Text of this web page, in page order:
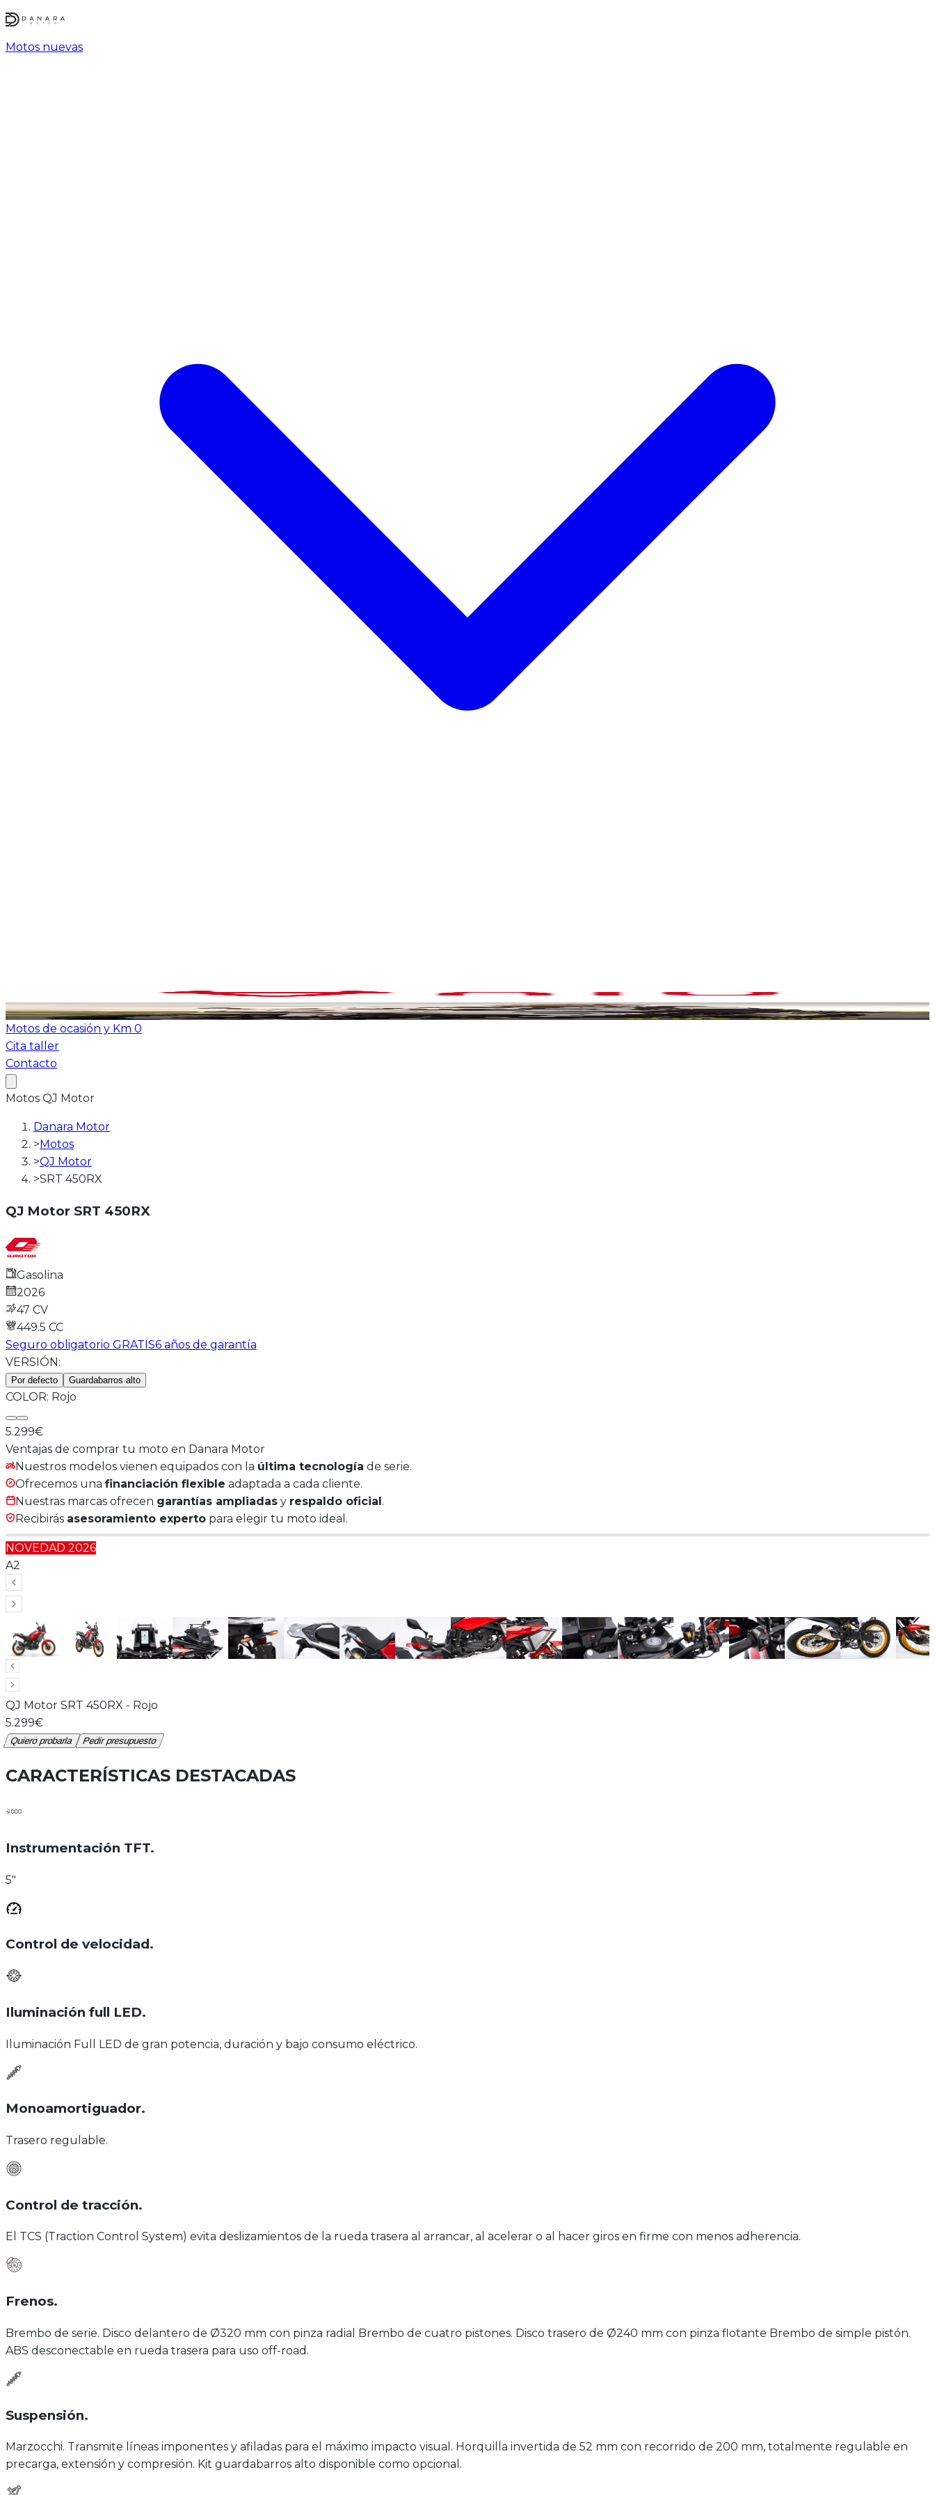
Motos nuevas
ATV-Quad
Motos de ocasión y Km 0
Cita taller
Contacto
Motos QJ Motor
Danara Motor
>Motos
>QJ Motor
>SRT 450RX
QJ Motor SRT 450RX
Gasolina
2026
47 CV
449.5 CC
Seguro obligatorio GRATIS6 años de garantía
VERSIÓN:
Por defecto Guardabarros alto
COLOR: Rojo
5.299€
Ventajas de comprar tu moto en Danara Motor
Nuestros modelos vienen equipados con la última tecnología de serie.
Ofrecemos una financiación flexible adaptada a cada cliente.
Nuestras marcas ofrecen garantías ampliadas y respaldo oficial .
Recibirás asesoramiento experto para elegir tu moto ideal.
NOVEDAD 2026
A2
QJ Motor SRT 450RX - Rojo
5.299€
Quiero probarla Pedir presupuesto
CARACTERÍSTICAS DESTACADAS
Instrumentación TFT.
5"
Control de velocidad.
Iluminación full LED.
Iluminación Full LED de gran potencia, duración y bajo consumo eléctrico.
Monoamortiguador.
Trasero regulable.
Control de tracción.
El TCS (Traction Control System) evita deslizamientos de la rueda trasera al arrancar, al acelerar o al hacer giros en firme con menos adherencia.
Frenos.
Brembo de serie. Disco delantero de Ø320 mm con pinza radial Brembo de cuatro pistones. Disco trasero de Ø240 mm con pinza flotante Brembo de simple pistón.
ABS desconectable en rueda trasera para uso off-road.
Suspensión.
Marzocchi. Transmite líneas imponentes y afiladas para el máximo impacto visual. Horquilla invertida de 52 mm con recorrido de 200 mm, totalmente regulable en
precarga, extensión y compresión. Kit guardabarros alto disponible como opcional.